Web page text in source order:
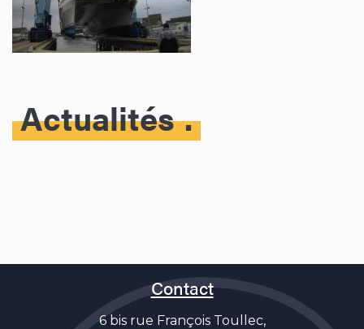
Actualités
Contact
6 bis rue François Toullec,